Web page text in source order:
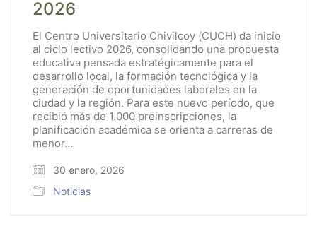
2026
El Centro Universitario Chivilcoy (CUCH) da inicio
al ciclo lectivo 2026, consolidando una propuesta
educativa pensada estratégicamente para el
desarrollo local, la formación tecnológica y la
generación de oportunidades laborales en la
ciudad y la región. Para este nuevo período, que
recibió más de 1.000 preinscripciones, la
planificación académica se orienta a carreras de
menor…
30 enero, 2026
Noticias